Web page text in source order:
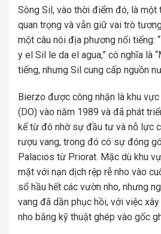
Sông Sil, vào thời điểm đó, là một
quan trọng và vẫn giữ vai trò
một câu nói địa phương nổi tiếng:
y el Sil le da el agua,” có nghĩa là
tiếng, nhưng Sil cung cấp nguồn
Bierzo được công nhận là khu
(DO) vào năm 1989 và đã phát
kể từ đó nhờ sự đầu tư và nỗ lực
rượu vang, trong đó có sự đóng
Palacios từ Priorat. Mặc dù khu
mặt với nạn dịch rệp rễ nho vào
sổ hầu hết các vườn nho, nhưng
vang đã dần phục hồi, với việc
nho bằng kỹ thuật ghép vào gốc